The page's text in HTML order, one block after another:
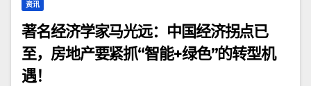
资讯
著名经济学家马光远：中国经济拐点已
至，房地产要紧抓“智能+绿色”的转型机
遇！